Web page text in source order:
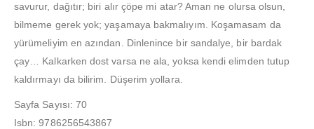
savurur, dağıtır; biri alır çöpe mi atar? Aman ne olursa olsun,
bilmeme gerek yok; yaşamaya bakmalıyım. Koşamasam da
yürümeliyim en azından. Dinlenince bir sandalye, bir bardak
çay… Kalkarken dost varsa ne ala, yoksa kendi elimden tutup
kaldırmayı da bilirim. Düşerim yollara.
Sayfa Sayısı: 70
Isbn: 9786256543867